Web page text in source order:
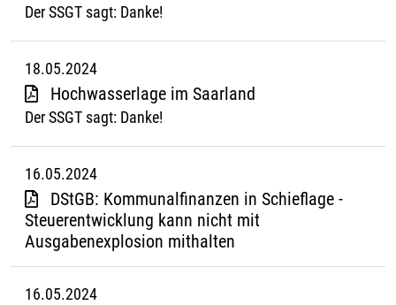
Der SSGT sagt: Danke!
18.05.2024
Hochwasserlage im Saarland
Der SSGT sagt: Danke!
16.05.2024
DStGB: Kommunalfinanzen in Schieflage -
Steuerentwicklung kann nicht mit
Ausgabenexplosion mithalten
16.05.2024